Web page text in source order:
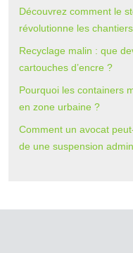
Découvrez comment le
révolutionne les
Recyclage malin : que
cartouches d’encre ?
Pourquoi les containers
en zone urbaine ?
Comment un avocat
de une suspension